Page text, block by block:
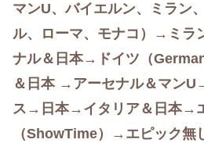
マンU、バイエルン、 ミラン、
ル、
ローマ、 モナコ ）→ミラ
ナル＆日本→ドイツ（
＆日本 →アーセナル＆マン
ス→日本→イタリア＆日本→
（ShowTime）→エピック